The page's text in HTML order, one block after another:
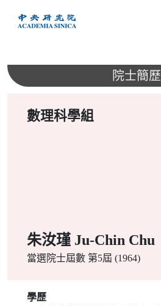
內
院士簡歷
數理科學組
朱汝瑾 Ju-Chin Chu
當選院士屆數 第5屆 (1964)
學歷